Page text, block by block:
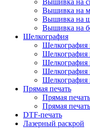
Вышивка на
Вышивка на
Вышивка на
Шелкография
Шелкография
Шелкография
Шелкография
Шелкография
Шелкография
Прямая печать
Прямая
Прямая
DTF-печать
Лазерный раскрой